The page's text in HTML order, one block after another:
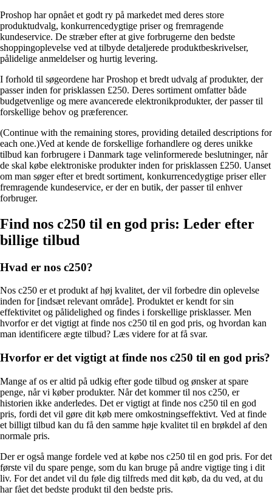
Proshop har opnået et godt ry på markedet med deres store
produktudvalg, konkurrencedygtige priser og fremragende
kundeservice. De stræber efter at give forbrugerne den bedste
shoppingoplevelse ved at tilbyde detaljerede produktbeskrivelser,
pålidelige anmeldelser og hurtig levering.
I forhold til søgeordene har Proshop et bredt udvalg af produkter, der
passer inden for prisklassen £250. Deres sortiment omfatter både
budgetvenlige og mere avancerede elektronikprodukter, der passer til
forskellige behov og præferencer.
(Continue with the remaining stores, providing detailed descriptions for
each one.)Ved at kende de forskellige forhandlere og deres unikke
tilbud kan forbrugere i Danmark tage velinformerede beslutninger, når
de skal købe elektroniske produkter inden for prisklassen £250. Uanset
om man søger efter et bredt sortiment, konkurrencedygtige priser eller
fremragende kundeservice, er der en butik, der passer til enhver
forbruger.
Find nos c250 til en god pris: Leder efter
billige tilbud
Hvad er nos c250?
Nos c250 er et produkt af høj kvalitet, der vil forbedre din oplevelse
inden for [indsæt relevant område]. Produktet er kendt for sin
effektivitet og pålidelighed og findes i forskellige prisklasser. Men
hvorfor er det vigtigt at finde nos c250 til en god pris, og hvordan kan
man identificere ægte tilbud? Læs videre for at få svar.
Hvorfor er det vigtigt at finde nos c250 til en god pris?
Mange af os er altid på udkig efter gode tilbud og ønsker at spare
penge, når vi køber produkter. Når det kommer til nos c250, er
historien ikke anderledes. Det er vigtigt at finde nos c250 til en god
pris, fordi det vil gøre dit køb mere omkostningseffektivt. Ved at finde
et billigt tilbud kan du få den samme høje kvalitet til en brøkdel af den
normale pris.
Der er også mange fordele ved at købe nos c250 til en god pris. For det
første vil du spare penge, som du kan bruge på andre vigtige ting i dit
liv. For det andet vil du føle dig tilfreds med dit køb, da du ved, at du
har fået det bedste produkt til den bedste pris.